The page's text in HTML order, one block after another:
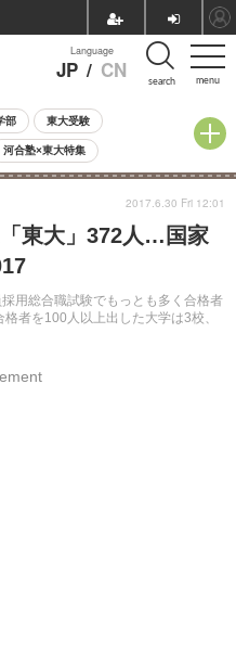
menu
Language
JP / CN search
部 東大受験
河合塾×東大特集
受験 小学校受験
問 人気記事
（中学生向け）
東大」372人…国家
用総合職試験でもっとも多く合格者
者を100人以上出した大学は3校、
2017.6.30 Fri 12:01